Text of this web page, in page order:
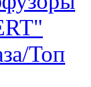
Топ